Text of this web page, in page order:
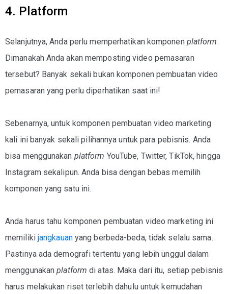
4. Platform
Selanjutnya, Anda perlu memperhatikan komponen platform.
Dimanakah Anda akan memposting video pemasaran
tersebut? Banyak sekali bukan komponen pembuatan video
pemasaran yang perlu diperhatikan saat ini!
Sebenarnya, untuk komponen pembuatan video marketing
kali ini banyak sekali pilihannya untuk para pebisnis. Anda
bisa menggunakan platform YouTube, Twitter, TikTok, hingga
Instagram sekalipun. Anda bisa dengan bebas memilih
komponen yang satu ini.
Anda harus tahu komponen pembuatan video marketing ini
memiliki jangkauanyang berbeda-beda, tidak selalu sama.
Pastinya ada demografi tertentu yang lebih unggul dalam
menggunakanplatformdi atas. Maka dari itu, setiap pebisnis
harus melakukan riset terlebih dahulu untuk kemudahan